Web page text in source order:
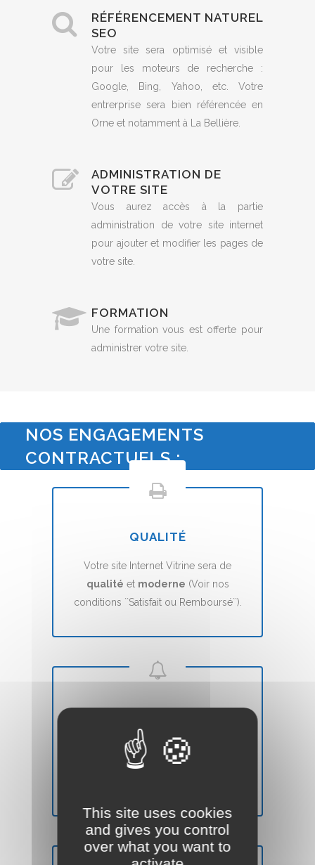
RÉFÉRENCEMENT NATUREL
SEO
Votre site sera optimisé et visible
pour les moteurs de recherche :
Google, Bing, Yahoo, etc. Votre
entrerprise sera bien référencée en
Orne et notamment à La Bellière.
ADMINISTRATION DE
VOTRE SITE
Vous aurez accès à la partie
administration de votre site internet
pour ajouter et modifier les pages de
votre site.
FORMATION
Une formation vous est offerte pour
administrer votre site.
NOS ENGAGEMENTS
CONTRACTUELS :
QUALITÉ
Votre site Internet Vitrine sera de
qualité et moderne (Voir nos
conditions ``Satisfait ou Remboursé``).
Votre site Web Vitrine sera mis en ligne
7 jours(voir nos CGVs).
This site uses cookies
and gives you control
over what you want to